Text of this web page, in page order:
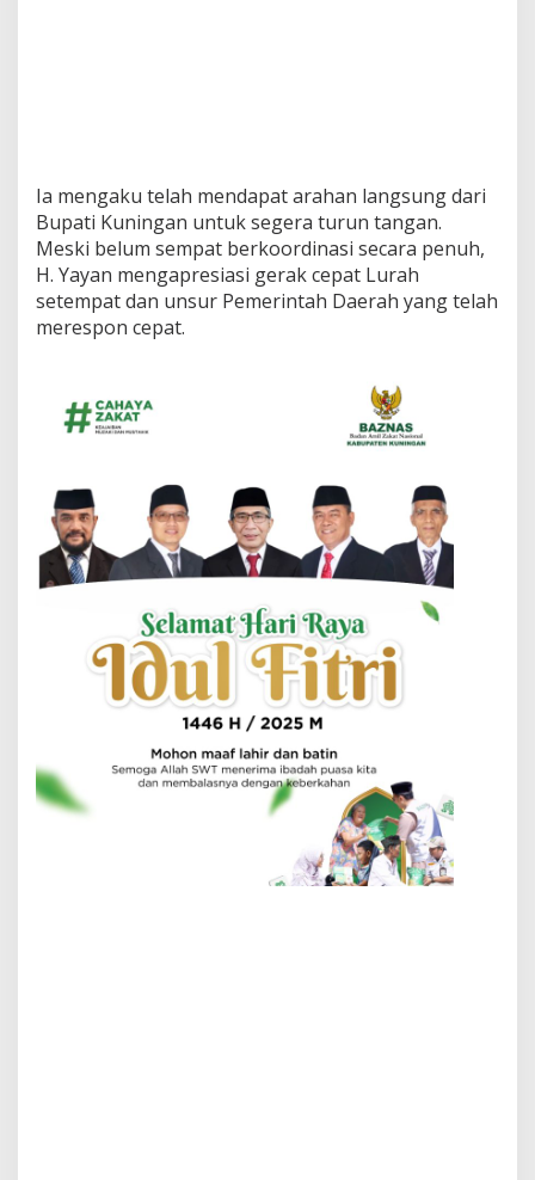
Ia mengaku telah mendapat arahan langsung dari
Bupati Kuningan untuk segera turun tangan.
Meski belum sempat berkoordinasi secara penuh,
H. Yayan mengapresiasi gerak cepat Lurah
setempat dan unsur Pemerintah Daerah yang telah
merespon cepat.